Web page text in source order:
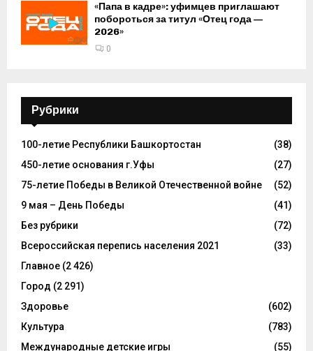
«Папа в кадре»: уфимцев приглашают
побороться за титул «Отец года —
2026»
0
Рубрики
100-летие Республики Башкортостан
(38)
450-летие основания г.Уфы
(27)
75-летие Победы в Великой Отечественной войне
(52)
9 мая – День Победы
(41)
Без рубрики
(72)
Всероссийская перепись населения 2021
(33)
Главное (2 426)
Город (2 291)
Здоровье
(602)
Культура
(783)
Международные детские игры
(55)